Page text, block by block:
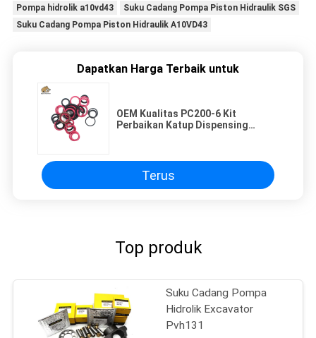
Pompa hidrolik a10vd43
Suku Cadang Pompa Piston Hidraulik SGS
Suku Cadang Pompa Piston Hidraulik A10VD43
Dapatkan Harga Terbaik untuk
OEM Kualitas PC200-6 Kit
Perbaikan Katup Dispensing
Terus
Top produk
Suku Cadang Pompa
Hidrolik Excavator
Pvh131